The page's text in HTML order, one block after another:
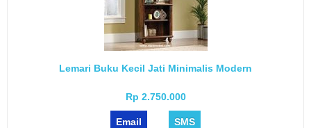
Lemari Buku Kecil Jati Minimalis Modern
Rp 2.750.000
Email SMS